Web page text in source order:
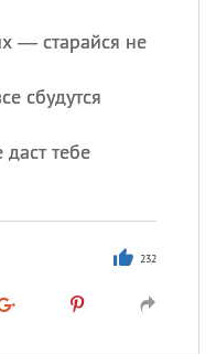
— старайся не
сбудутся
тебе
232